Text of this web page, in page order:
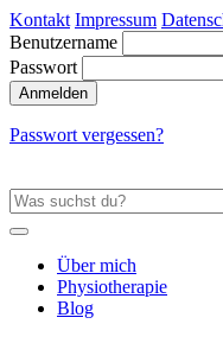
Kontakt Impressum
Benutzername
Passwort
Passwort vergessen?
Über mich
Physiotherapie
Blog